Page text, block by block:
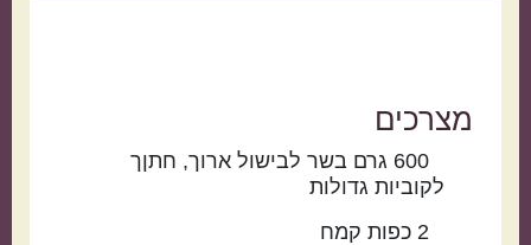
מצרכים
600 גרם בשר לבישול ארוך חתןך
לקוביות גדולות
2 כפות קמח